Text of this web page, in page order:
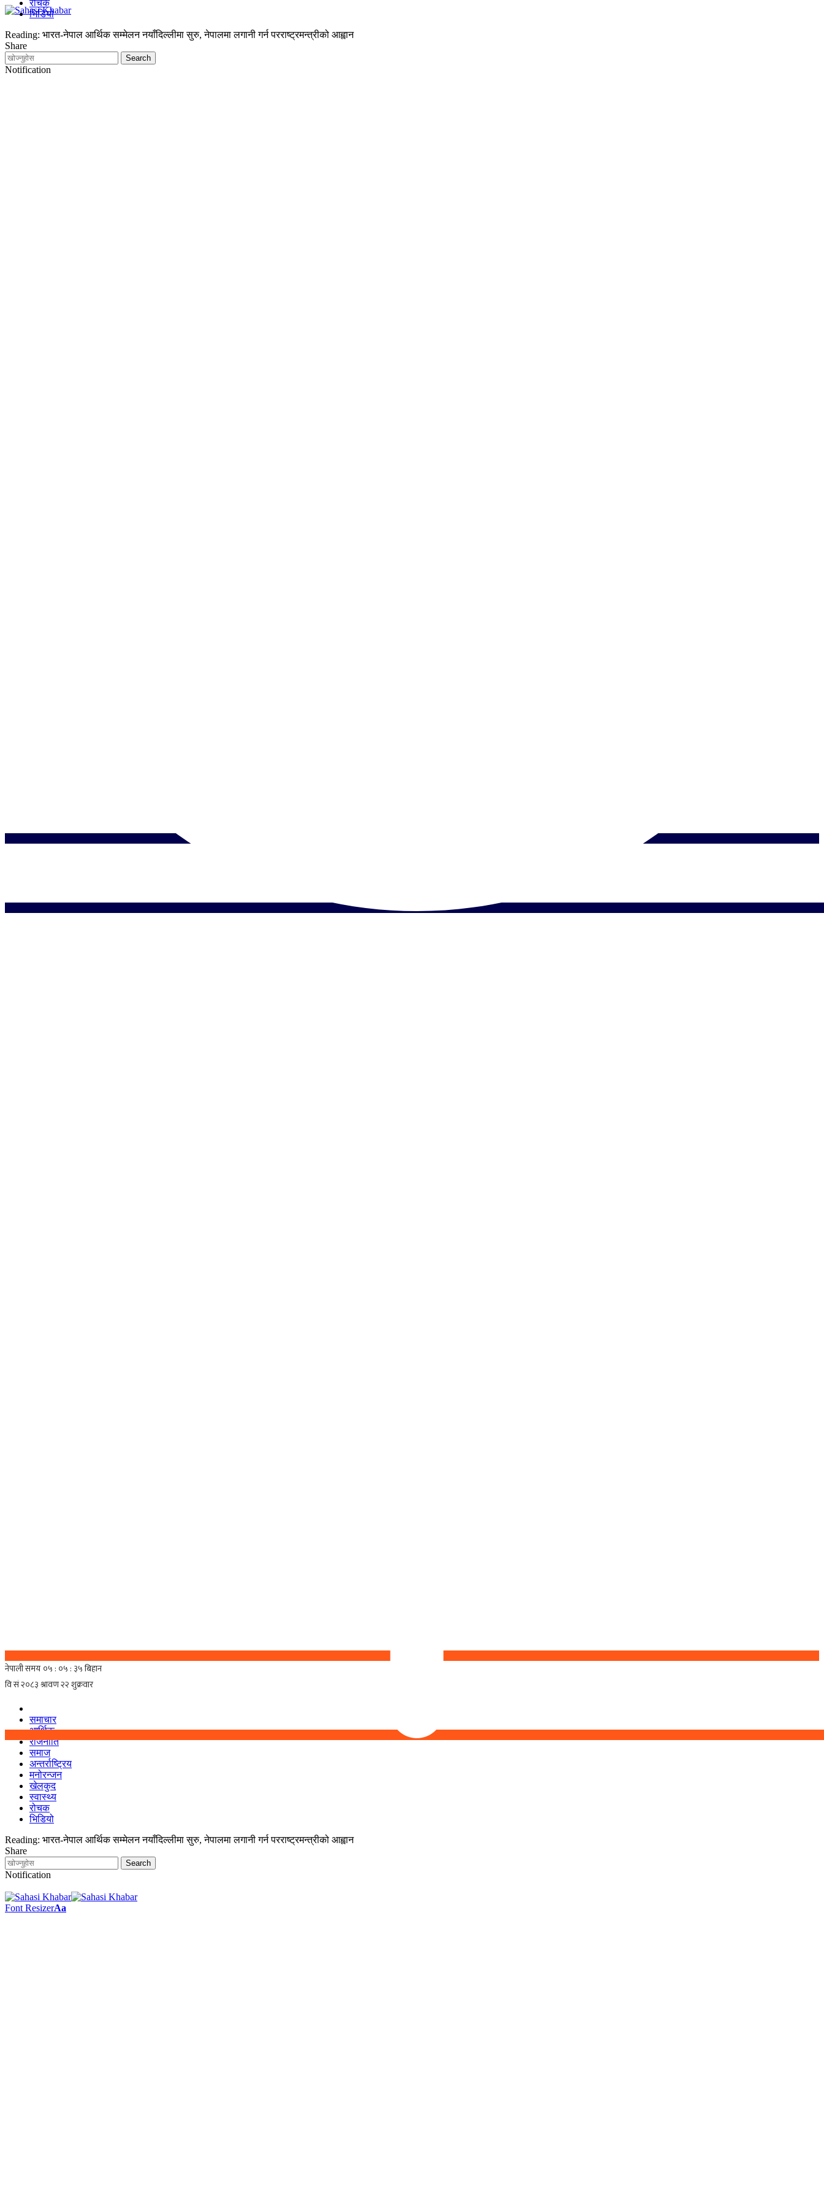
समाचार
आर्थिक
राजनीति
समाज
अन्तर्राष्ट्रिय
मनोरन्जन
खेलकुद
स्वास्थ्य
रोचक
भिडियो
Reading: भारत-नेपाल आर्थिक सम्मेलन नयाँदिल्लीमा सुरु, नेपालमा लगानी गर्न परराष्ट्रमन्त्रीको आह्वान
Share
Notification
रोचक
भिडियो
Reading: भारत-नेपाल आर्थिक सम्मेलन नयाँदिल्लीमा सुरु, नेपालमा लगानी गर्न परराष्ट्रमन्त्रीको आह्वान
Share
Notification
Font ResizerAa